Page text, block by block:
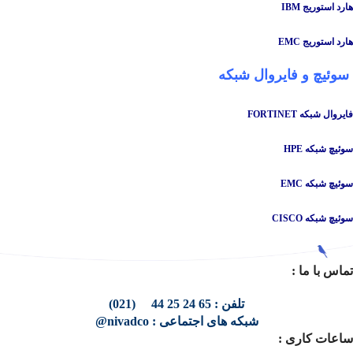
هارد استوریج IBM
هارد استوریج EMC
سوئیچ و فایروال شبکه
فایروال شبکه FORTINET
سوئیچ شبکه HPE
سوئیچ شبکه EMC
سوئیچ شبکه CISCO
تماس با ما :
تلفن : 65 24 25 44 (021)
شبکه های اجتماعی : nivadco@
ساعات کاری :